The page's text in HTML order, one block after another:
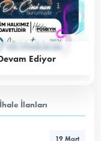
Ediyor
İhale İlanları
19 Mart